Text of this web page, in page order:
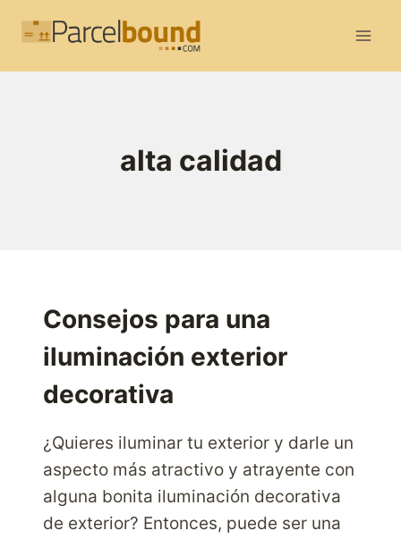
alta calidad
Consejos para una
iluminación exterior
decorativa
¿Quieres iluminar tu exterior y darle un
aspecto más atractivo y atrayente con
alguna bonita iluminación decorativa
de exterior? Entonces, puede ser una